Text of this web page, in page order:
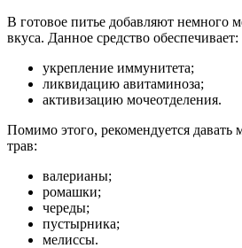
В готовое питье добавляют немного
вкуса. Данное средство обеспечивает:
укрепление иммунитета;
ликвидацию авитаминоза;
активизацию мочеотделения.
Помимо этого, рекомендуется давать
трав:
валерианы;
ромашки;
череды;
пустырника;
мелиссы.